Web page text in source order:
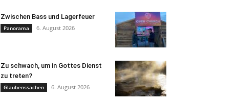
Zwischen Bass und Lagerfeuer
Panorama 6. August 2026
Zu schwach, um in Gottes Dienst
zu treten?
Glaubenssachen 6. August 2026